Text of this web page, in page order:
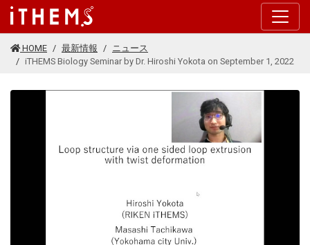
このページの本文に移動する
HOME 最新情報
ニュース
iTHEMS Biology Seminar by Dr. Hiroshi Yokota on September 1, 2022